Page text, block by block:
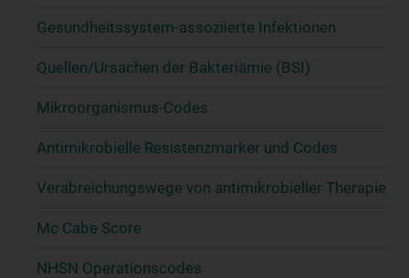
Gesundheitssystem-assoziierte Infektionen
Quellen/Ursachen der Bakteriämie (BSI)
Mikroorganismus-Codes
Antimikrobielle Resistenzmarker und Codes
Verabreichungswege von antimikrobieller Therapie
Mc Cabe Score
NHSN Operationscodes